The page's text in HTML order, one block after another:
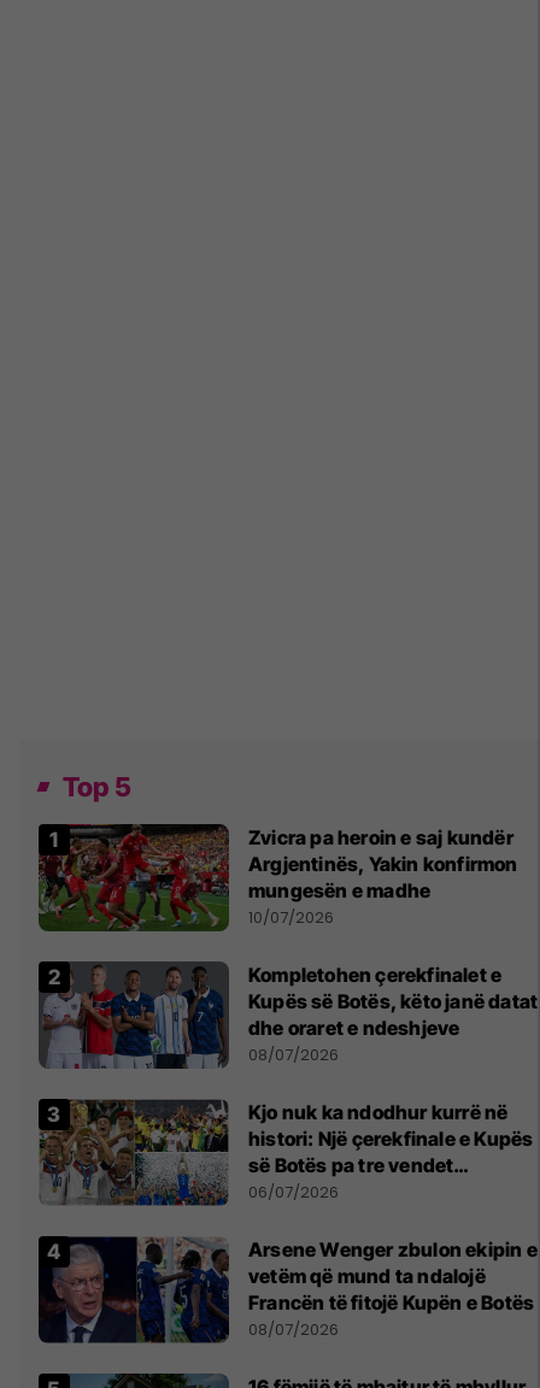
Top 5
Zvicra pa heroin e saj kundër
Argjentinës, Yakin konfirmon
mungesën e madhe
10/07/2026
Kompletohen çerekfinalet e
Kupës së Botës, këto janë datat
dhe oraret e ndeshjeve
08/07/2026
Kjo nuk ka ndodhur kurrë në
histori: Një çerekfinale e Kupës
së Botës pa tre vendet
legjendare të futbollit
06/07/2026
Arsene Wenger zbulon ekipin e
vetëm që mund ta ndalojë
Francën të fitojë Kupën e Botës
08/07/2026